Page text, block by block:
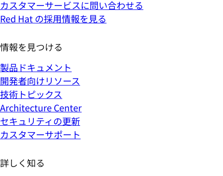
カスタマーサービスに問い合わせる
Red Hat の採用情報を見る
情報を見つける
製品ドキュメント
開発者向けリソース
技術トピックス
Architecture Center
セキュリティの更新
カスタマーサポート
詳しく知る